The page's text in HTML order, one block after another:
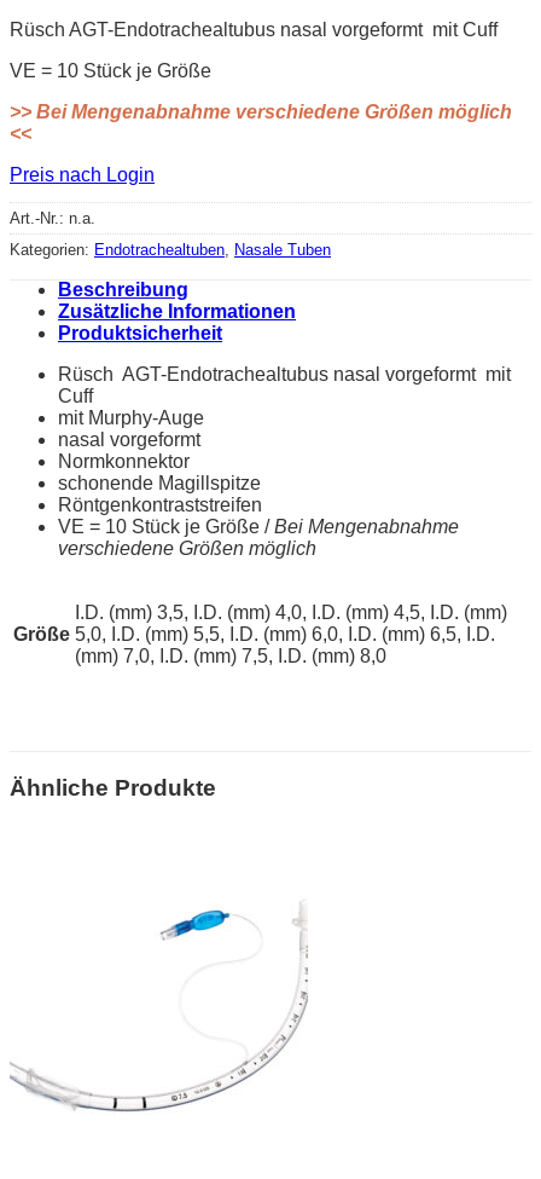
Rüsch AGT-Endotrachealtubus nasal vorgeformt mit Cuff
VE = 10 Stück je Größe
>> Bei Mengenabnahme verschiedene Größen möglich
<<
Preis nach Login
Art.-Nr.: n.a.
Kategorien: Endotrachealtuben Nasale Tuben
Beschreibung
Zusätzliche Informationen
Produktsicherheit
Rüsch AGT-Endotrachealtubus nasal vorgeformt mit
Cuff
mit Murphy-Auge
nasal vorgeformt
Normkonnektor
schonende Magillspitze
Röntgenkontraststreifen
VE = 10 Stück je Größe /Bei Mengenabnahme
verschiedene Größen möglich
Größe
I.D. (mm) 3,5, I.D. (mm) 4,0, I.D. (mm) 4,5, I.D. (mm)
5,0, I.D. (mm) 5,5, I.D. (mm) 6,0, I.D. (mm) 6,5, I.D.
(mm) 7,0, I.D. (mm) 7,5, I.D. (mm) 8,0
Ähnliche Produkte